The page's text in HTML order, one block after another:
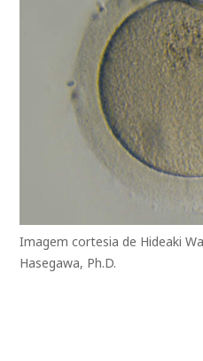
Imagem cortesia de Hideaki
Hasegawa, Ph.D.